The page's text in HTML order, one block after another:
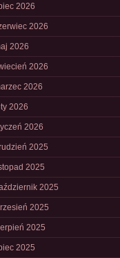
2026
2026
2026
2026
2026
2026
2026
2025
2025
2025
2025
2025
2025